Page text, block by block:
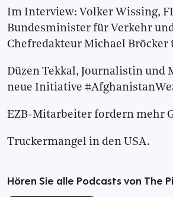
Im Interview: Volker Wissing,
Bundesminister für Verkehr
Chefredakteur Michael
Düzen Tekkal, ​​Journalistin und
neue Initiative
EZB-Mitarbeiter fordern mehr
Truckermangel in den USA.
Hören Sie alle Podcasts von The